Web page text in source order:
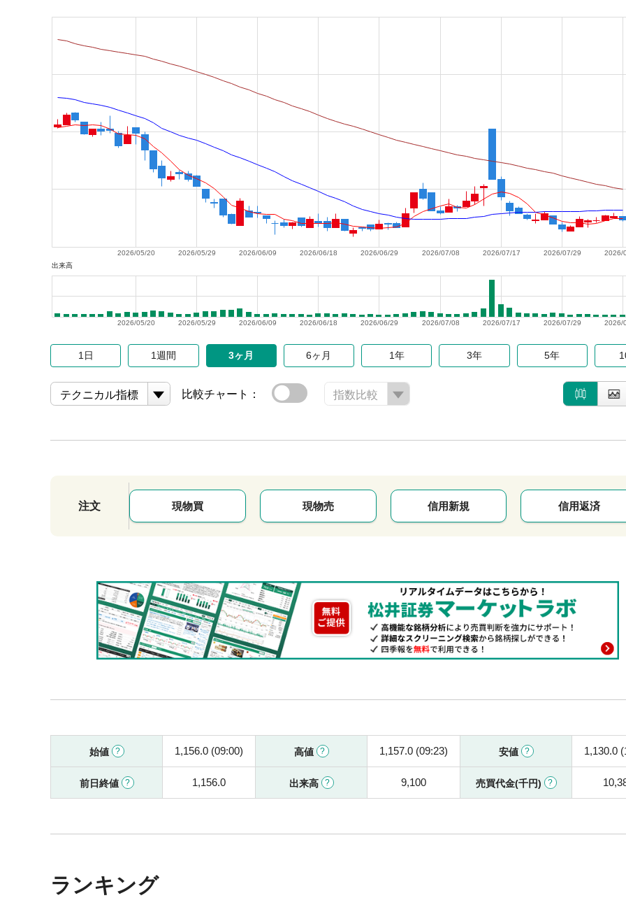
2026/
2026/07/29
2026/07/17
2026/07/08
2026/06/29
2026/06/18
2026/06/09
2026/05/29
2026/05/20
出来高
2026/
2026/07/29
2026/07/17
2026/07/08
2026/06/29
2026/06/18
2026/06/09
2026/05/29
2026/05/20
1日 1週間 3ヶ月 6ヶ月 1年 3年 5年
テクニカル指標 比較チャート： 指数比較
注文 現物買 現物売 信用新規 信用返済
始値 1,156.0 (09:00) 高値 1,157.0 (09:23) 安値 1,130.0
前日終値 1,156.0 出来高 9,100 売買代金(千円)
ランキング